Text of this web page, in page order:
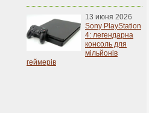
13 июня 2026
Sony PlayStation
4: легендарна
консоль для
мільйонів
геймерів